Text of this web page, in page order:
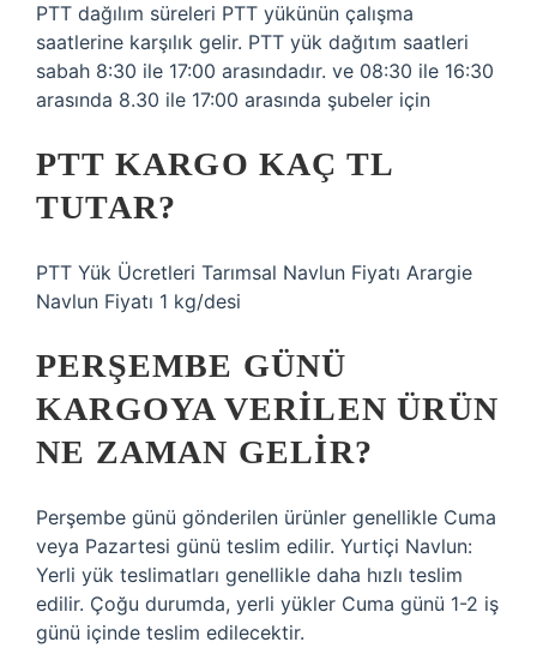
PTT dağılım süreleri PTT yükünün çalışma
saatlerine karşılık gelir. PTT yük dağıtım saatleri
sabah 8:30 ile 17:00 arasındadır. ve 08:30 ile 16:30
arasında 8.30 ile 17:00 arasında şubeler için
PTT KARGO KAÇ TL
TUTAR?
PTT Yük Ücretleri Tarımsal Navlun Fiyatı Arargie
Navlun Fiyatı 1 kg/desi
PERŞEMBE GÜNÜ
KARGOYA VERILEN ÜRÜN
NE ZAMAN GELIR?
Perşembe günü gönderilen ürünler genellikle Cuma
veya Pazartesi günü teslim edilir. Yurtiçi Navlun:
Yerli yük teslimatları genellikle daha hızlı teslim
edilir. Çoğu durumda, yerli yükler Cuma günü 1-2 iş
günü içinde teslim edilecektir.